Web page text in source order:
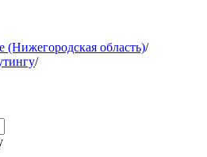
(Нижегородская область)/
/